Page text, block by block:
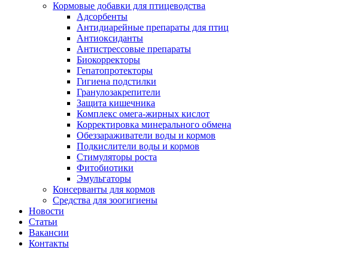
Кормовые добавки для птицеводства
Адсорбенты
Антидиарейные препараты для птиц
Антиоксиданты
Антистрессовые препараты
Биокорректоры
Гепатопротекторы
Гигиена подстилки
Гранулозакрепители
Защита кишечника
Комплекс омега-жирных кислот
Корректировка минерального обмена
Обеззараживатели воды и кормов
Подкислители воды и кормов
Стимуляторы роста
Фитобиотики
Эмульгаторы
Консерванты для кормов
Средства для зоогигиены
Новости
Статьи
Вакансии
Контакты